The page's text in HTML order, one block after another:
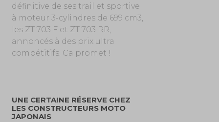
définitive de ses trail et sportive
à moteur 3-cylindres de 699 cm3,
les ZT 703 F et ZT 703 RR,
annoncés à des prix ultra
compétitifs. Ca promet !
UNE CERTAINE RÉSERVE CHEZ
LES CONSTRUCTEURS MOTO
JAPONAIS